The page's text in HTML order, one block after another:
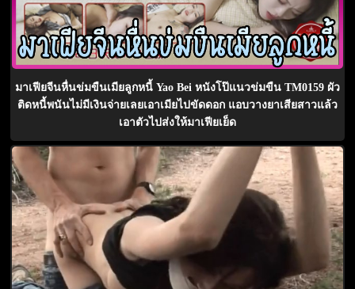
มาเฟียจีนหื่นข่มขืนเมียลูกหนี้ Yao Bei หนังโป๊แนวข่มขืน TM0159 ผัว
ติดหนี้พนันไม่มีเงินจ่ายเลยเอาเมียไปขัดดอก แอบวางยาเสียสาวแล้ว
เอาตัวไปส่งให้มาเฟียเย็ด